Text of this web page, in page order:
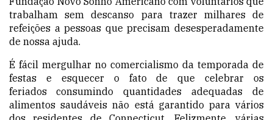
trabalham sem descanso para trazer milhares de
refeições a pessoas que precisam desesperadamente
de nossa ajuda.
É fácil mergulhar no comercialismo da temporada de
festas e esquecer o fato de que celebrar os
feriados consumindo quantidades adequadas de
alimentos saudáveis não está garantido para vários